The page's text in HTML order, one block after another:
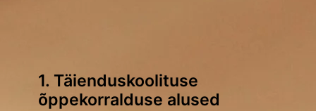
1. Täienduskoolituse
õppekorralduse alused